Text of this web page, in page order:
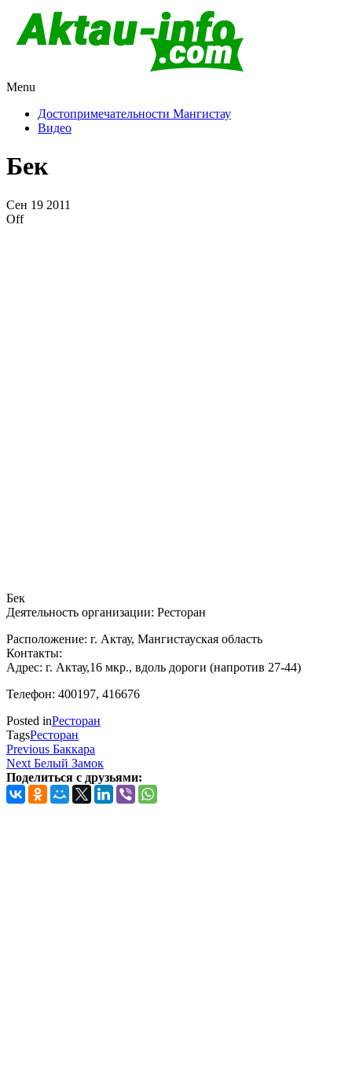
Казахстан
Menu
Достопримечательности Мангистау
Видео
Бек
Сен 19 2011
Off
Бек
Деятельность организации: Ресторан
Расположение: г. Актау, Мангистауская область
Контакты:
Адрес: г. Актау,16 мкр., вдоль дороги (напротив 27-44)
Телефон: 400197, 416676
Posted inРесторан
TagsРесторан
Навигация
по
записям
Previous
Post
Previous Баккара
Next
Post
Next Белый Замок
Поделиться с друзьями: